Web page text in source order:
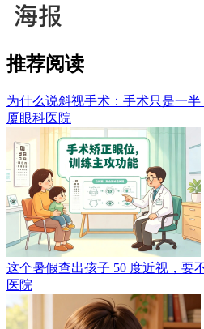
推荐阅读
为什么说斜视手术：手术只是一半
厦眼科医院
这个暑假查出孩子 50 度近视，要
医院